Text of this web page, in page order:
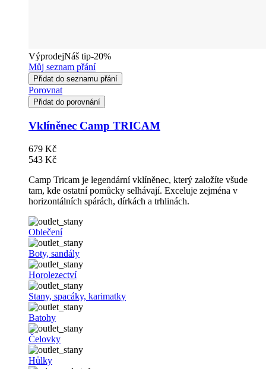
VýprodejNáš tip-20%
Můj seznam přání
Přidat do seznamu přání
Porovnat
Přidat do porovnání
Vklíněnec Camp TRICAM
679 Kč
543 Kč
Camp Tricam je legendární vklíněnec, který založíte všude
tam, kde ostatní pomůcky selhávají. Exceluje zejména v
horizontálních spárách, dírkách a trhlinách.
Oblečení
Boty, sandály
Horolezectví
Stany, spacáky, karimatky
Batohy
Čelovky
Hůlky